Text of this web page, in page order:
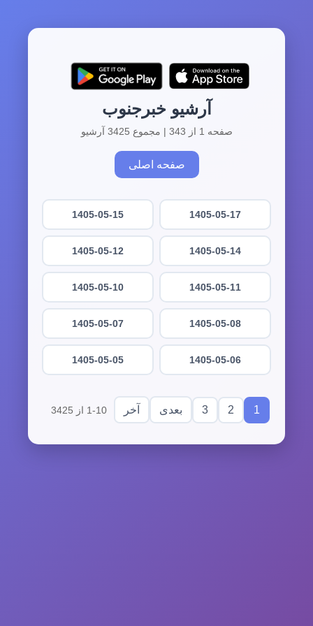
آرشیو خبرجنوب
صفحه 1 از 343 | مجموع 3425 آرشیو
صفحه اصلی
1405-05-17
1405-05-15
1405-05-14
1405-05-12
1405-05-11
1405-05-10
1405-05-08
1405-05-07
1405-05-06
1405-05-05
1
2
3 بعدی آخر 1-10 از 3425